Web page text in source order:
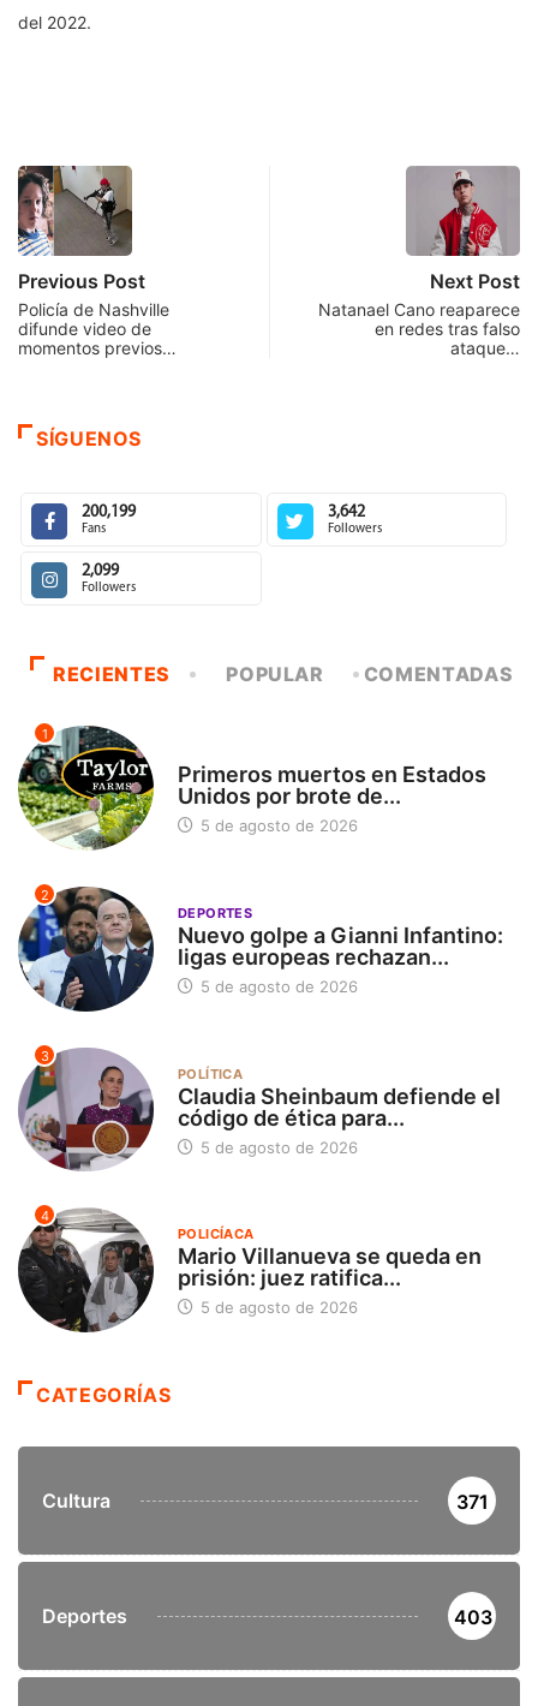
del 2022.
Previous Post
Policía de Nashville
difunde video de
momentos previos…
Next Post
Natanael Cano reaparece
en redes tras falso
ataque…
SÍGUENOS
200,199
Fans
3,642
Followers
2,099
Followers
RECIENTES POPULAR COMENTADAS
1
Primeros muertos en Estados
Unidos por brote de...
5 de agosto de 2026
2
DEPORTES
Nuevo golpe a Gianni Infantino:
ligas europeas rechazan...
5 de agosto de 2026
3
POLÍTICA
Claudia Sheinbaum defiende el
código de ética para...
5 de agosto de 2026
4
POLICÍACA
Mario Villanueva se queda en
prisión: juez ratifica...
5 de agosto de 2026
CATEGORÍAS
Cultura 371
Deportes 403